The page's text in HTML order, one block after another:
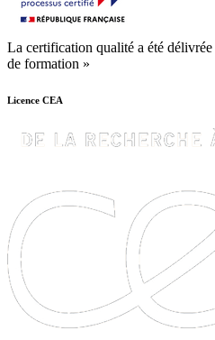
La certification qualité a été
de formation »
Licence CEA